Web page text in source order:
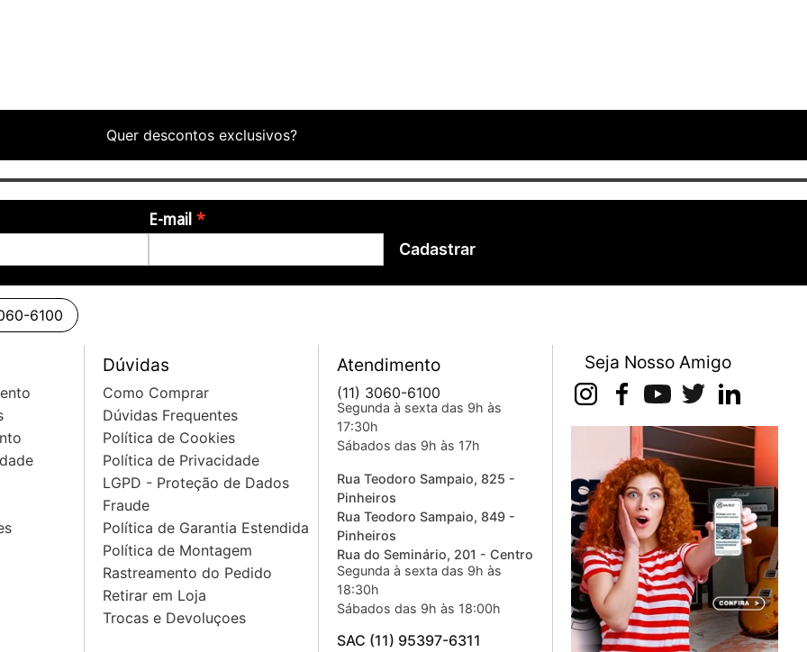
Quer descontos exclusivos?
E-mail
Cadastrar
6100
Dúvidas
Como Comprar
Dúvidas Frequentes
Política de Cookies
Política de Privacidade
LGPD - Proteção de Dados
Fraude
Política de Garantia Estendida
Política de Montagem
Rastreamento do Pedido
Retirar em Loja
Trocas e Devoluçoes
Atendimento
(11) 3060-6100
Segunda à sexta das 9h às
17:30h
Sábados das 9h às 17h
Rua Teodoro Sampaio, 825 -
Pinheiros
Rua Teodoro Sampaio, 849 -
Pinheiros
Rua do Seminário, 201 - Centro
Segunda à sexta das 9h às
18:30h
Sábados das 9h às 18:00h
SAC (11) 95397-6311
Seja Nosso Amigo